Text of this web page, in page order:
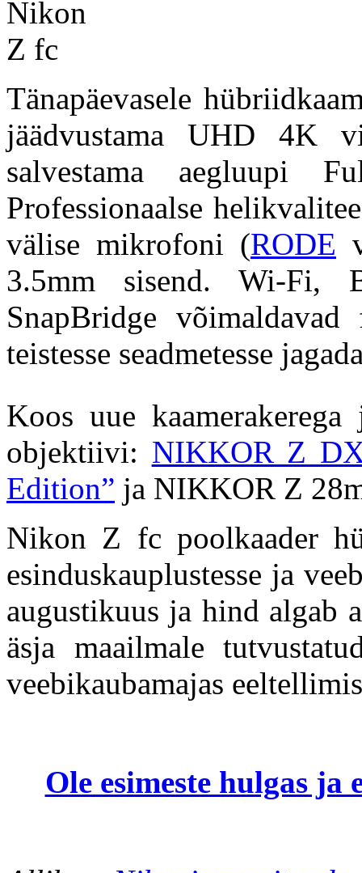
Tänapäevasele
jäädvustama UHD 4K
salvestama aegluupi
Professionaalse
välise mikrofoni (RODE
3.5mm sisend. Wi-Fi,
SnapBridge
teistesse seadmetesse
Koos uue
objektiivi: NIKKOR Z
Edition” ja NIKKOR Z
Nikon Z fc poolkaader
esinduskauplustesse ja
augustikuus ja hind algab
äsja maailmale
veebikaubamajas
Ole esimeste hulgas ja